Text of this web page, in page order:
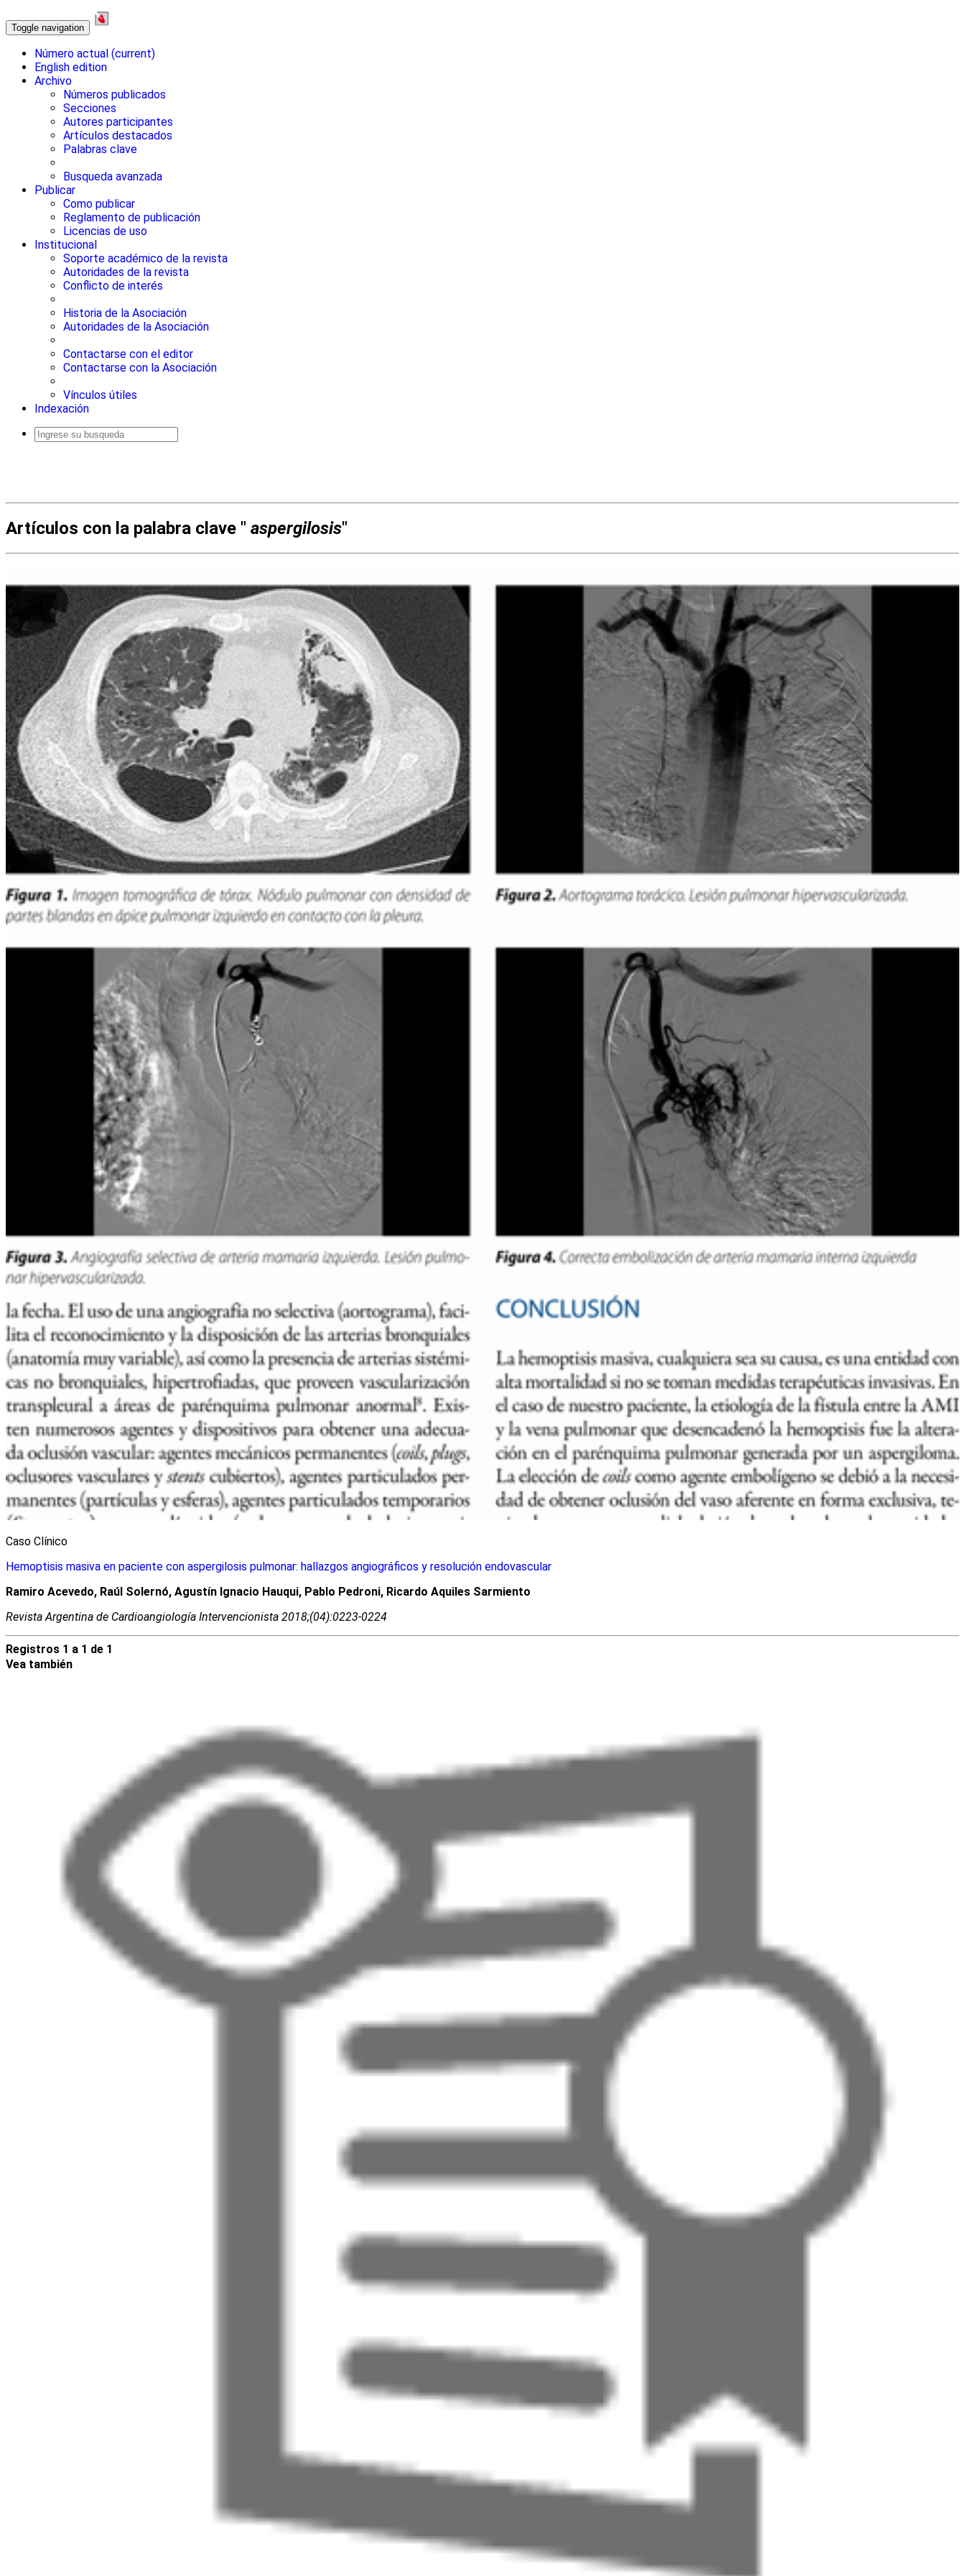
Toggle navigation
Número actual (current)
English edition
Archivo
Números publicados
Secciones
Autores participantes
Artículos destacados
Palabras clave
Busqueda avanzada
Publicar
Como publicar
Reglamento de publicación
Licencias de uso
Institucional
Soporte académico de la revista
Autoridades de la revista
Conflicto de interés
Historia de la Asociación
Autoridades de la Asociación
Contactarse con el editor
Contactarse con la Asociación
Vínculos útiles
Indexación
Artículos con la palabra clave " aspergilosis"
Caso Clínico
Hemoptisis masiva en paciente con aspergilosis pulmonar: hallazgos angiográficos y resolución endovascular
Ramiro Acevedo, Raúl Solernó, Agustín Ignacio Hauqui, Pablo Pedroni, Ricardo Aquiles Sarmiento
Revista Argentina de Cardioangiologí­a Intervencionista 2018;(04):0223-0224
Registros 1 a 1 de 1
Vea también